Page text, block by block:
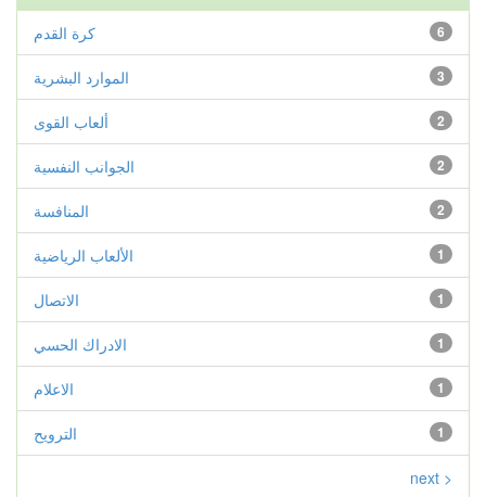
6 كرة القدم
3 الموارد البشرية
2 ألعاب القوى
2 الجوانب النفسية
2 المنافسة
1 الألعاب الرياضية
1 الاتصال
1 الادراك الحسي
1 الاعلام
1 الترويح
next >